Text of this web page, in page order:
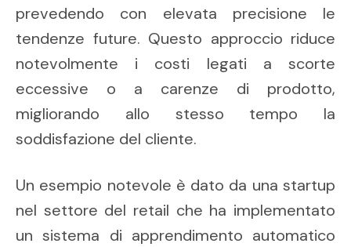
prevedendo con elevata precisione le
tendenze future. Questo approccio riduce
notevolmente i costi legati a scorte
eccessive o a carenze di prodotto,
migliorando allo stesso tempo la
soddisfazione del cliente.
Un esempio notevole è dato da una startup
nel settore del retail che ha implementato
un sistema di apprendimento automatico